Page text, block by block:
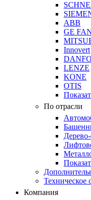
ABB
GE
Innovert
LENZE
KONE
OTIS
По отрасли
Техническое
Компания